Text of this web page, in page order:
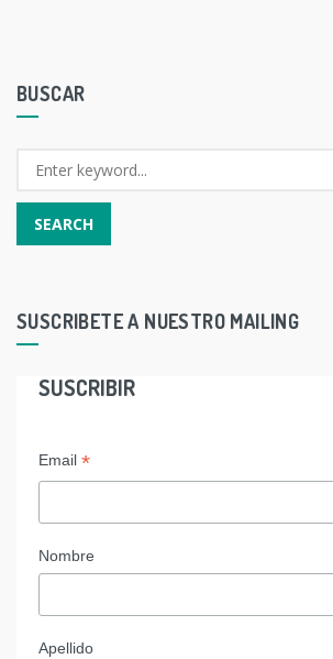
BUSCAR
SUSCRIBETE A NUESTRO MAILING
SUSCRIBIR
Email *
Nombre
Apellido